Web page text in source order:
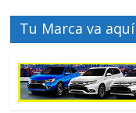
Tu Marca va aquí